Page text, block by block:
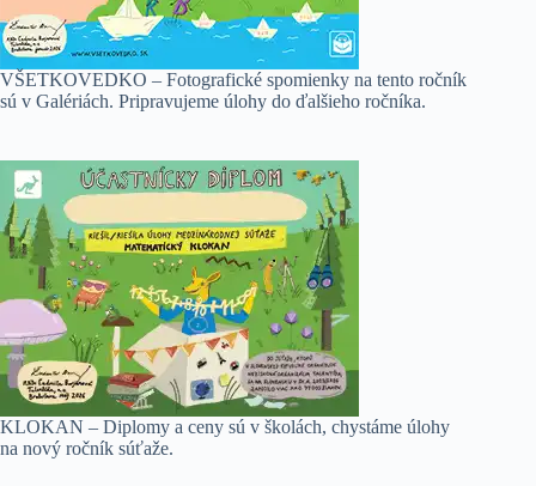
VŠETKOVEDKO – Fotografické spomienky na tento ročník
sú v Galériách. Pripravujeme úlohy do ďalšieho ročníka.
KLOKAN – Diplomy a ceny sú v školách, chystáme úlohy
na nový ročník súťaže.